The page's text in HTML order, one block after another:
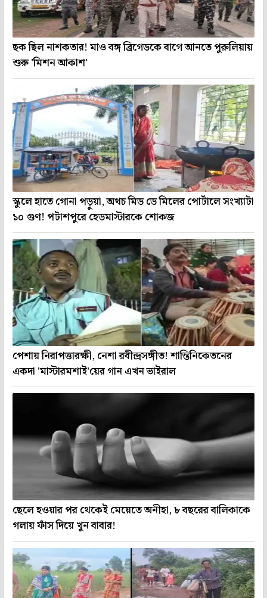
ছক ছিল নাশকতার! মাও বঙ্গ ব্রিগেডকে বাগে আনতে পুরুলিয়ায়
শুরু 'মিশন আকাশ'
স্কুলে হাতে গোনা পড়ুয়া, অথচ মিড ডে মিলের পোর্টালে সংখ্যাটা
১০ গুণ! পটাশপুরে হেডমাস্টারকে শোকজ
পেশায় নিরাপত্তারক্ষী, নেশা রবীন্দ্রসঙ্গীত! শান্তিনিকেতনের
একদা 'মাস্টারমশাই'য়ের গান এখন ভাইরাল
ছেলে হওয়ার পর থেকেই মেয়েতে অনীহা, ৮ বছরের বালিকাকে
গলায় ফাঁস দিয়ে খুন বাবার!